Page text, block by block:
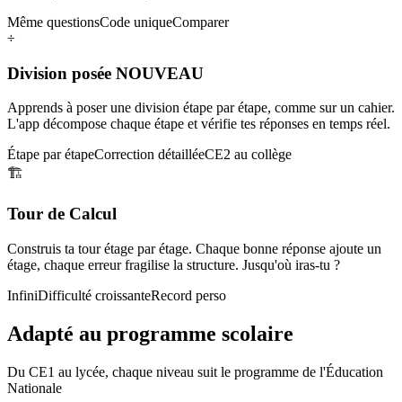
Même questionsCode uniqueComparer
÷
Division posée NOUVEAU
Apprends à poser une division étape par étape, comme sur un cahier.
L'app décompose chaque étape et vérifie tes réponses en temps réel.
Étape par étapeCorrection détailléeCE2 au collège
🏗️
Tour de Calcul
Construis ta tour étage par étage. Chaque bonne réponse ajoute un
étage, chaque erreur fragilise la structure. Jusqu'où iras-tu ?
InfiniDifficulté croissanteRecord perso
Adapté au programme scolaire
Du CE1 au lycée, chaque niveau suit le programme de l'Éducation
Nationale